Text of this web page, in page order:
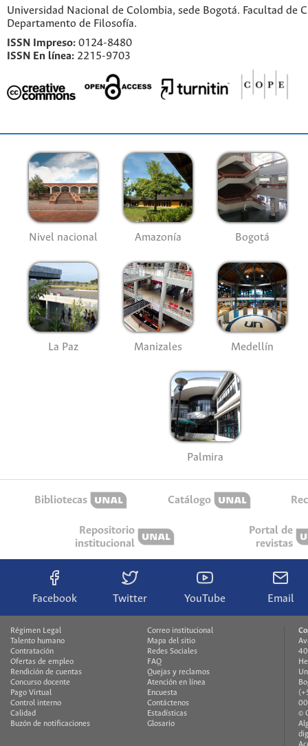
Universidad Nacional de Colombia, sede Bogotá. Facultad de
Departamento de Filosofía.
ISSN Impreso: 0124-8480
ISSN En línea: 2215-9703
Nivel nacional Amazonía Bogotá
La Paz Manizales Medellín
Palmira
Bibliotecas Catálogo
Repositorio
institucional
Portal de
revistas
Facebook Twitter YouTube Email
Régimen Legal
Talento humano
Contratación
Ofertas de empleo
Rendición de cuentas
Concurso docente
Pago Virtual
Control interno
Calidad
Buzón de notificaciones
Correo institucional
Mapa del sitio
Redes Sociales
FAQ
Quejas y reclamos
Atención en línea
Encuesta
Contáctenos
Estadísticas
Glosario
©